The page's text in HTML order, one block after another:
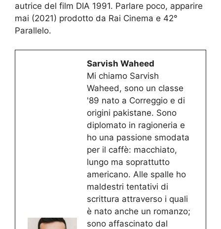
autrice del film DIA 1991. Parlare poco, apparire
mai (2021) prodotto da Rai Cinema e 42°
Parallelo.
Sarvish Waheed
Mi chiamo Sarvish
Waheed, sono un classe
'89 nato a Correggio e di
origini pakistane. Sono
diplomato in ragioneria e
ho una passione smodata
per il caffè: macchiato,
lungo ma soprattutto
americano. Alle spalle ho
maldestri tentativi di
scrittura attraverso i quali
è nato anche un romanzo;
sono affascinato dal